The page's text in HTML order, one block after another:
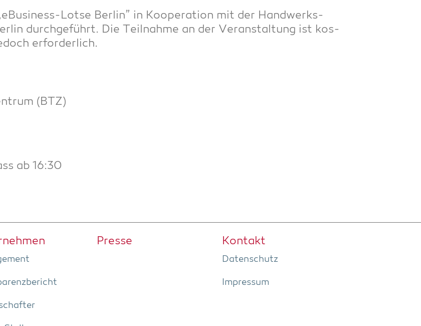
Lot­se Ber­lin” in Koope­ra­ti­on mit der Hand­werks­
durch­ge­führt. Die Teil­nah­me an der Ver­an­stal­tung ist kos­
erforderlich.
(BTZ)
ab 16:30
Pres­se Kon­takt
Daten­schutz
Impres­sum